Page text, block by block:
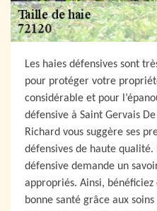
Les haies défensives sont
pour protéger votre
considérable et pour
défensive à Saint Gervais
Richard vous suggère ses
défensives de haute
défensive demande un
appropriés. Ainsi, bénéficiez
bonne santé grâce aux